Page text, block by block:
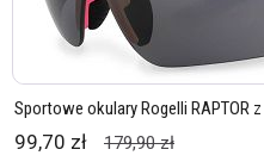
Sportowe okulary Rogelli RAPTOR
99,70 zł 179,90 zł